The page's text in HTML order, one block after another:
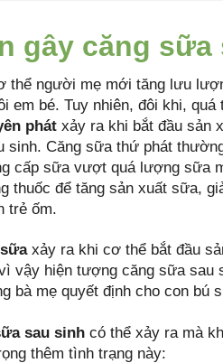
gây căng sữa
thể người mẹ mới tăng lưu
em bé. Tuy nhiên, đôi khi,
phát xảy ra khi bắt đầu sản
sinh. Căng sữa thứ phát
cấp sữa vượt quá lượng sữa
thuốc để tăng sản xuất sữa,
trẻ ốm.
xảy ra khi cơ thể bắt đầu
vậy hiện tượng căng sữa sau
bà mẹ quyết định cho con
sau sinh có thể xảy ra mà
thêm tình trạng này: